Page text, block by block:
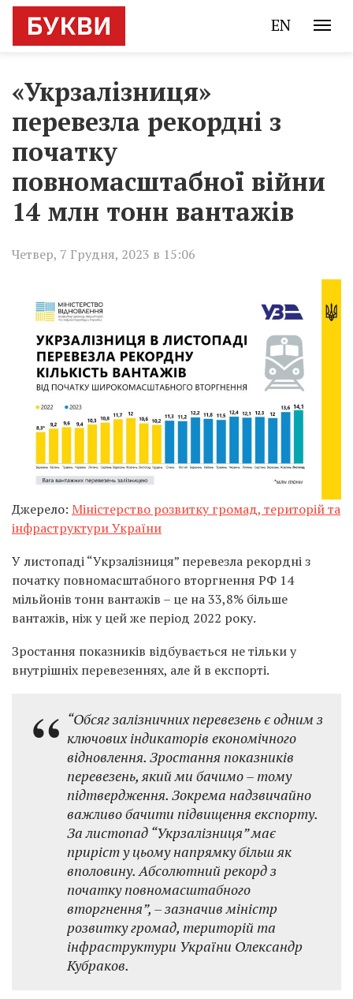
EN
«Укрзалізниця»
перевезла рекордні з
початку
повномасштабної війни
14 млн тонн вантажів
Четвер, 7 Грудня, 2023 в 15:06
Джерело: Міністерство розвитку громад, територій та
інфраструктури України
У листопаді “Укрзалізниця” перевезла рекордні з
початку повномасштабного вторгнення РФ 14
мільйонів тонн вантажів – це на 33,8% більше
вантажів, ніж у цей же період 2022 року.
Зростання показників відбувається не тільки у
внутрішніх перевезеннях, але й в експорті.
“Обсяг залізничних перевезень є одним з
ключових індикаторів економічного
відновлення. Зростання показників
перевезень, який ми бачимо – тому
підтвердження. Зокрема надзвичайно
важливо бачити підвищення експорту.
За листопад “Укрзалізниця” має
приріст у цьому напрямку більш як
вполовину. Абсолютний рекорд з
початку повномасштабного
вторгнення”, – зазначив міністр
розвитку громад, територій та
інфраструктури України Олександр
Кубраков.